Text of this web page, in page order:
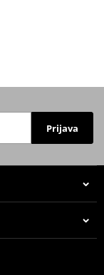
Prijava